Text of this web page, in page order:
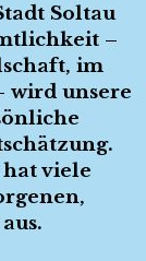
Soltau
–
im
wird unsere
viele